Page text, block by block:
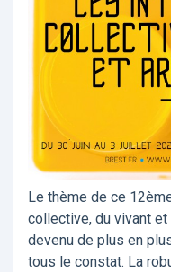
Le thème de ce
collective, du vivant
devenu de plus en
tous le constat. La